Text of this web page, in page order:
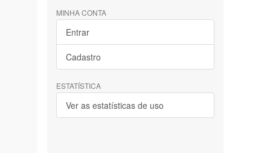
MINHA CONTA
Entrar
Cadastro
ESTATÍSTICA
Ver as estatísticas de uso